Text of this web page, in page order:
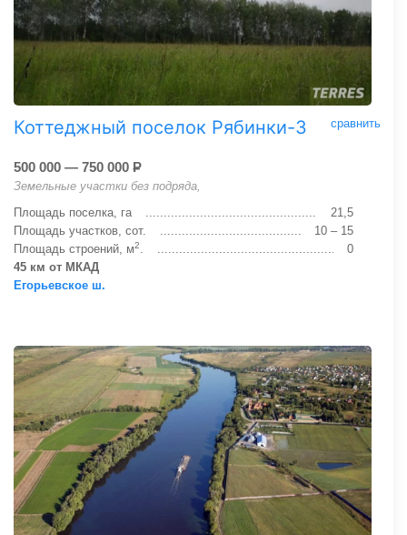
сравнить
Коттеджный поселок Рябинки-3
500 000 — 750 000 Р
Земельные участки без подряда,
Площадь поселка, га
21,5
Площадь участков, сот.
10 – 15
Площадь строений, м2
0
45 км от МКАД
Егорьевское ш.